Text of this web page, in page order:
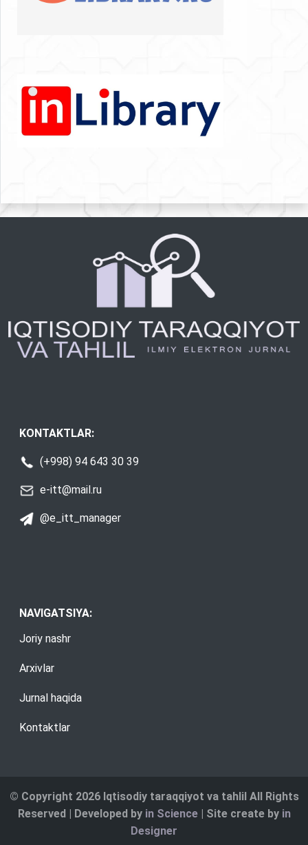
KONTAKTLAR:
(+998) 94 643 30 39
e-itt@mail.ru
@e_itt_manager
NAVIGATSIYA:
Joriy nashr
Arxivlar
Jurnal haqida
Kontaktlar
© Copyright 2026 Iqtisodiy taraqqiyot va tahlil All Rights
Reserved | Developed by in Science| Site create by in
Designer